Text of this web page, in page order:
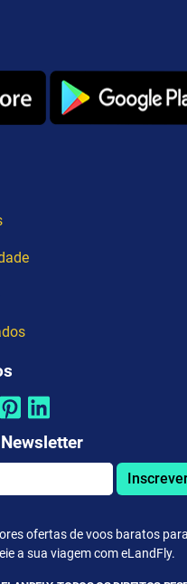
ofertas de voos baratos
a sua viagem com eLandFly.